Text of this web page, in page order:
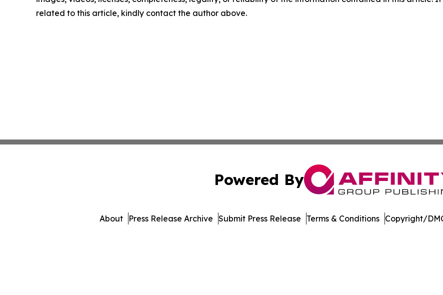
related to this article, kindly contact the author above.
Powered By
About Press Release Archive Submit Press Release Terms & Conditions Copyright/